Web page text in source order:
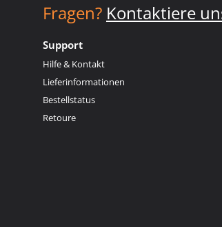
Fragen? Kontaktiere
Support
Hilfe & Kontakt
Lieferinformationen
Bestellstatus
Retoure